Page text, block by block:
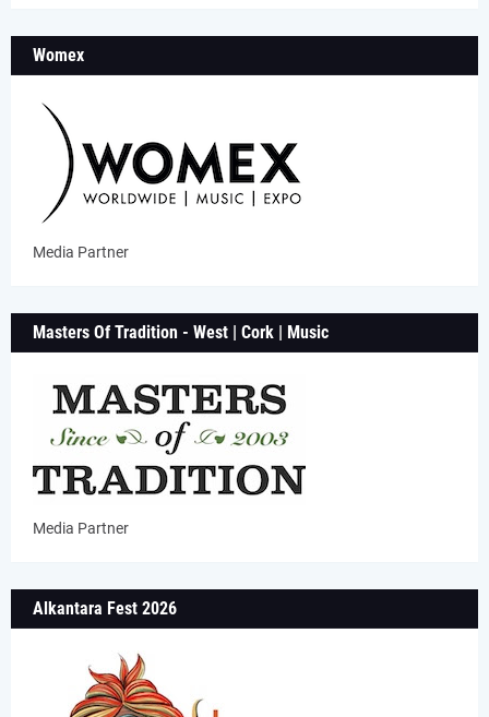
Womex
Media Partner
Masters Of Tradition - West | Cork | Music
Media Partner
Alkantara Fest 2026